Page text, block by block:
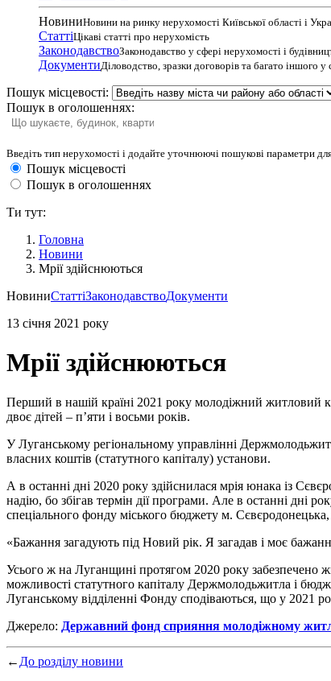
НовиниНовини на ринку нерухомості Київської області і
СтаттіЦікаві статті про нерухомість
ЗаконодавствоЗаконодавство у сфері нерухомості і
ДокументиДіловодство, зразки договорів та багато іншого у
Пошук місцевості:
Пошук в оголошеннях:
Введіть тип нерухомості і додайте уточнюючі пошукові параметри
Пошук місцевості
Пошук в оголошеннях
Ти тут:
Головна
Новини
Mрії здійснюються
НовиниСтаттіЗаконодавствоДокументи
13 січня 2021 року
Mрії здійснюються
Перший в нашій країні 2021 року молодіжний житловий
двоє дітей – п’яти і восьми років.
У Луганському регіональному управлінні
власних коштів (статутного капіталу) установи.
А в останні дні 2020 року здійснилася мрія юнака із
надію, бо збігав термін дії програми. Але в останні дні
спеціального фонду міського бюджету м.
«Бажання загадують під Новий рік. Я загадав і моє
Усього ж на Луганщині протягом 2020 року забезпечено
можливості статутного капіталу Держмолодьжитла і
Луганському відділенні Фонду сподіваються, що у 2021
Джерело: Державний фонд сприяння молодіжному
← До розділу новини